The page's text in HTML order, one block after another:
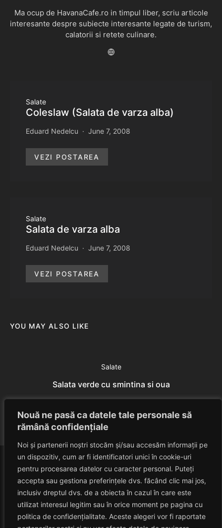
Nouă ne pasă ca datele tale personale să
rămână confidențiale
Noi și partenerii noștri stocăm și/sau accesăm informații pe
un dispozitiv, cum ar fi identificatori unici în cookie-uri
pentru procesarea datelor cu caracter personal. Puteți
accepta sau gestiona preferințele dvs. făcând clic mai jos,
inclusiv dreptul dvs. de a obiecta în cazul în care este
utilizat interesul legitim sau în orice moment pe pagina cu
politica de confidențialitate. Aceste alegeri vor fi raportate
Ma ocup de HavanaCafe.ro in timpul liber, scriu articole
interesante despre subiecte interesante legate de turism,
calatorii si retete culinare.
Salate
Coleslaw (Salata de varza alba)
Eduard Nedelcu June 7, 2008
VEZI POSTAREA
Salate
Salata de varza alba
Eduard Nedelcu June 7, 2008
VEZI POSTAREA
YOU MAY ALSO LIKE
Salate
Salata verde cu smintina si oua
Eduard Nedelcu July 7, 2014